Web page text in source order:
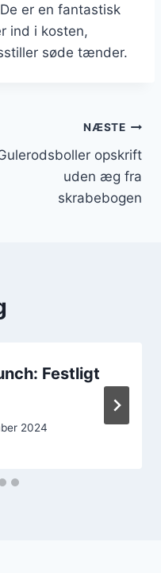
er en fantastisk
ind i kosten,
søde tænder.
NÆSTE
opskrift
uden æg fra
skrabebogen
Festligt
2024